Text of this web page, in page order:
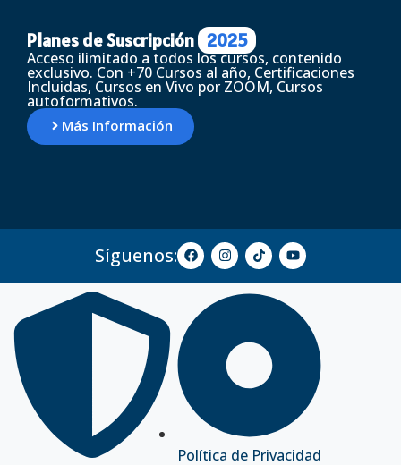
Planes de Suscripción 2025
Acceso ilimitado a todos los cursos, contenido
exclusivo. Con +70 Cursos al año, Certificaciones
Incluidas, Cursos en Vivo por ZOOM, Cursos
autoformativos.
Más Información
Síguenos:
Política de Privacidad